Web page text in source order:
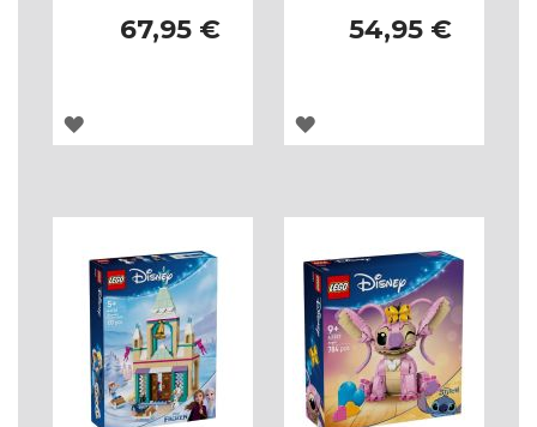
67,95 €
ADICIONAR
DESEJOS
54,95 €
ADICIONAR
DESEJOS